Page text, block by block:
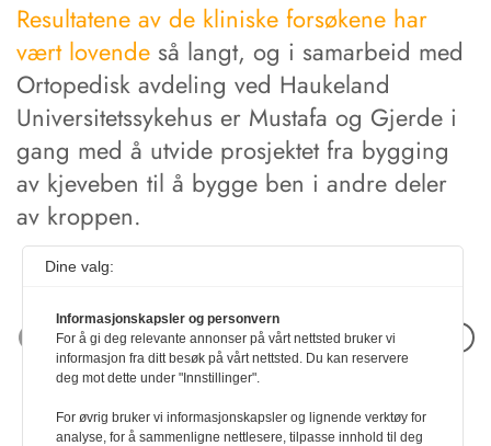
Resultatene av de kliniske forsøkene har
vært lovende så langt, og i samarbeid med
Ortopedisk avdeling ved Haukeland
Universitetssykehus er Mustafa og Gjerde i
gang med å utvide prosjektet fra bygging
av kjeveben til å bygge ben i andre deler
av kroppen.
Neste artikkel
Dine valg:
Informasjonskapsler og personvern
For å gi deg relevante annonser på vårt nettsted bruker vi
informasjon fra ditt besøk på vårt nettsted. Du kan reservere
deg mot dette under "Innstillinger".
For øvrig bruker vi informasjonskapsler og lignende verktøy for
analyse, for å sammenligne nettlesere, tilpasse innhold til deg